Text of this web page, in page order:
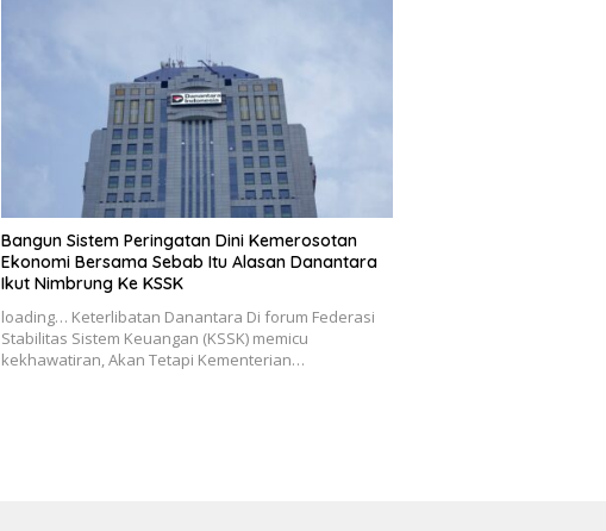
Bangun Sistem Peringatan Dini Kemerosotan
Ekonomi Bersama Sebab Itu Alasan Danantara
Ikut Nimbrung Ke KSSK
loading… Keterlibatan Danantara Di forum Federasi
Stabilitas Sistem Keuangan (KSSK) memicu
kekhawatiran, Akan Tetapi Kementerian…